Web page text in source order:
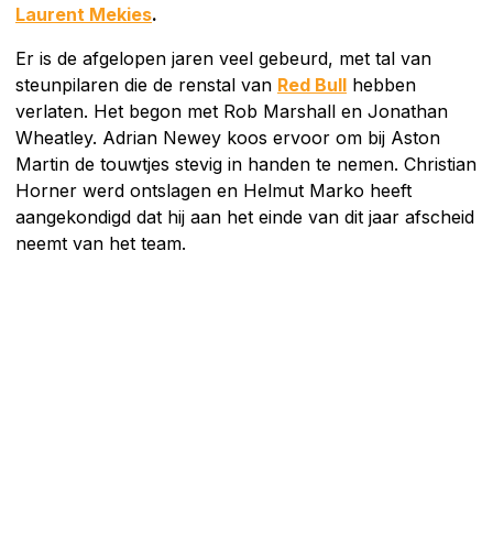
Laurent Mekies.
Er is de afgelopen jaren veel gebeurd, met tal van
steunpilaren die de renstal van Red Bull hebben
verlaten. Het begon met Rob Marshall en Jonathan
Wheatley. Adrian Newey koos ervoor om bij Aston
Martin de touwtjes stevig in handen te nemen. Christian
Horner werd ontslagen en Helmut Marko heeft
aangekondigd dat hij aan het einde van dit jaar afscheid
neemt van het team.